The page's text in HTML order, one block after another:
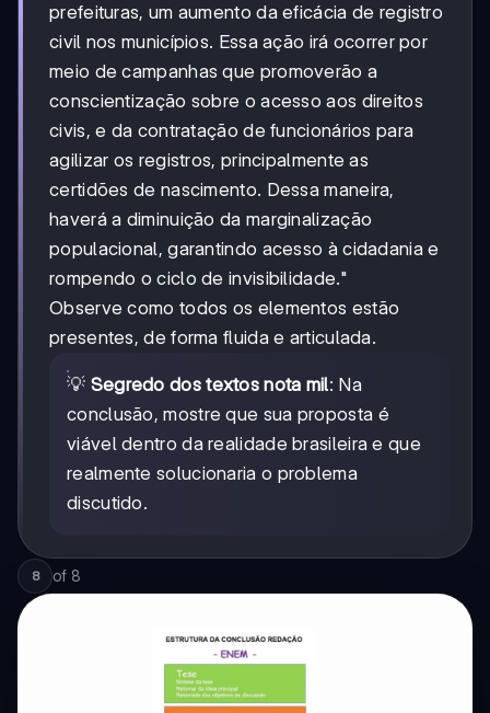
prefeituras, um aumento da eficácia de registro
civil nos municípios. Essa ação irá ocorrer por
meio de campanhas que promoverão a
conscientização sobre o acesso aos direitos
civis, e da contratação de funcionários para
agilizar os registros, principalmente as
certidões de nascimento. Dessa maneira,
haverá a diminuição da marginalização
populacional, garantindo acesso à cidadania e
rompendo o ciclo de invisibilidade."
Observe como todos os elementos estão
presentes, de forma fluida e articulada.
💡 Segredo dos textos nota mil: Na
conclusão, mostre que sua proposta é
viável dentro da realidade brasileira e que
realmente solucionaria o problema
discutido.
8 of 8